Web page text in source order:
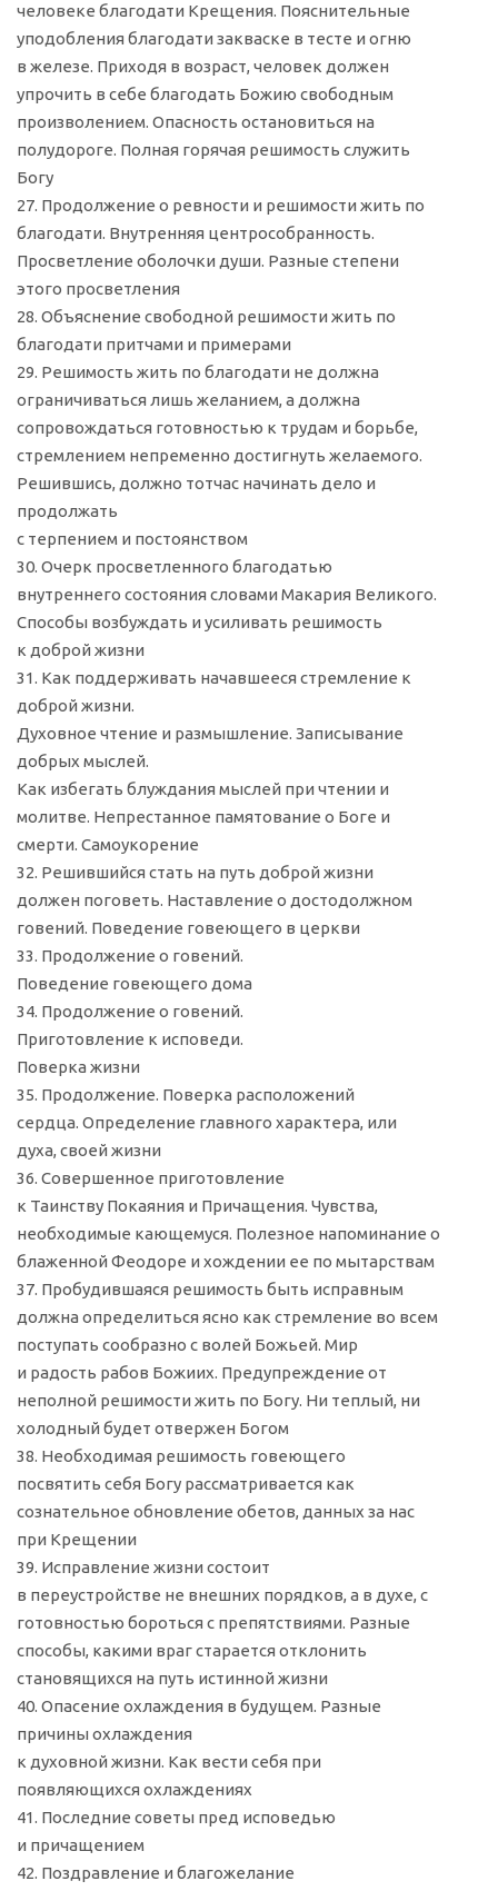
человеке благодати Крещения. Пояснительные
уподобления благодати закваске в тесте и огню
в железе. Приходя в возраст, человек должен
упрочить в себе благодать Божию свободным
произволением. Опасность остановиться на
полудороге. Полная горячая решимость служить
Богу
27. Продолжение о ревности и решимости жить по
благодати. Внутренняя центрособранность.
Просветление оболочки души. Разные степени
этого просветления
28. Объяснение свободной решимости жить по
благодати притчами и примерами
29. Решимость жить по благодати не должна
ограничиваться лишь желанием, а должна
сопровождаться готовностью к трудам и борьбе,
стремлением непременно достигнуть желаемого.
Решившись, должно тотчас начинать дело и
продолжать
с терпением и постоянством
30. Очерк просветленного благодатью
внутреннего состояния словами Макария Великого.
Способы возбуждать и усиливать решимость
к доброй жизни
31. Как поддерживать начавшееся стремление к
доброй жизни.
Духовное чтение и размышление. Записывание
добрых мыслей.
Как избегать блуждания мыслей при чтении и
молитве. Непрестанное памятование о Боге и
смерти. Самоукорение
32. Решившийся стать на путь доброй жизни
должен поговеть. Наставление о достодолжном
говений. Поведение говеющего в церкви
33. Продолжение о говений.
Поведение говеющего дома
34. Продолжение о говений.
Приготовление к исповеди.
Поверка жизни
35. Продолжение. Поверка расположений
сердца. Определение главного характера, или
духа, своей жизни
36. Совершенное приготовление
к Таинству Покаяния и Причащения. Чувства,
необходимые кающемуся. Полезное напоминание о
блаженной Феодоре и хождении ее по мытарствам
37. Пробудившаяся решимость быть исправным
должна определиться ясно как стремление во всем
поступать сообразно с волей Божьей. Мир
и радость рабов Божиих. Предупреждение от
неполной решимости жить по Богу. Ни теплый, ни
холодный будет отвержен Богом
38. Необходимая решимость говеющего
посвятить себя Богу рассматривается как
сознательное обновление обетов, данных за нас
при Крещении
39. Исправление жизни состоит
в переустройстве не внешних порядков, а в духе, с
готовностью бороться с препятствиями. Разные
способы, какими враг старается отклонить
становящихся на путь истинной жизни
40. Опасение охлаждения в будущем. Разные
причины охлаждения
к духовной жизни. Как вести себя при
появляющихся охлаждениях
41. Последние советы пред исповедью
и причащением
42. Поздравление и благожелание